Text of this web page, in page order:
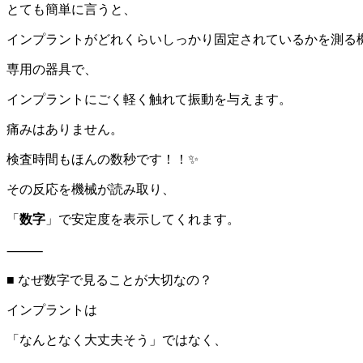
とても簡単に言うと、
インプラントがどれくらいしっかり固定されているかを測る
専用の器具で、
インプラントにごく軽く触れて振動を与えます。
痛みはありません。
検査時間もほんの数秒です！！✨
その反応を機械が読み取り、
「 数字 」で安定度を表示してくれます。
⸻
■ なぜ数字で見ることが大切なの？
インプラントは
「なんとなく大丈夫そう」ではなく、